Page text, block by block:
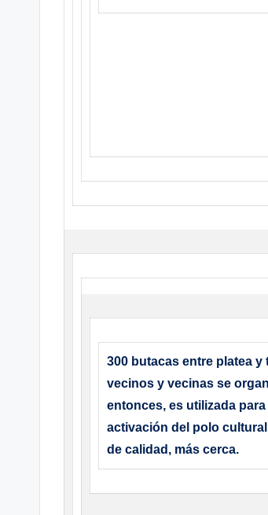
300 butacas entre platea
vecinos y vecinas se
entonces, es utilizada
activación del polo
de calidad, más cerca.